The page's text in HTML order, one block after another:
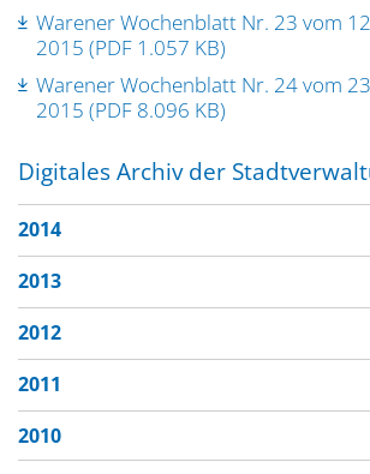
Warener Wochenblatt Nr. 23 vom
2015 (PDF 1.057 KB)
Warener Wochenblatt Nr. 24 vom
2015 (PDF 8.096 KB)
Digitales Archiv der
2014
2013
2012
2011
2010